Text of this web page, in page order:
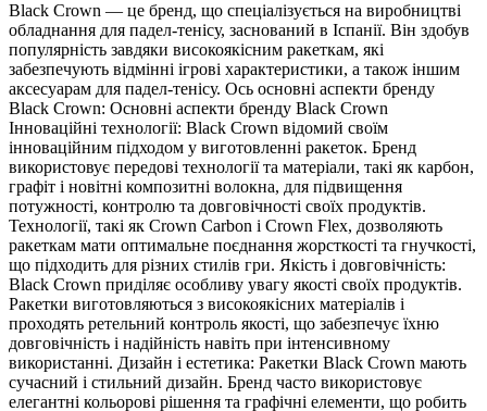
Black Crown — це бренд, що спеціалізується на виробництві
обладнання для падел-тенісу, заснований в Іспанії. Він здобув
популярність завдяки високоякісним ракеткам, які
забезпечують відмінні ігрові характеристики, а також іншим
аксесуарам для падел-тенісу. Ось основні аспекти бренду
Black Crown: Основні аспекти бренду Black Crown
Інноваційні технології: Black Crown відомий своїм
інноваційним підходом у виготовленні ракеток. Бренд
використовує передові технології та матеріали, такі як карбон,
графіт і новітні композитні волокна, для підвищення
потужності, контролю та довговічності своїх продуктів.
Технології, такі як Crown Carbon і Crown Flex, дозволяють
ракеткам мати оптимальне поєднання жорсткості та гнучкості,
що підходить для різних стилів гри. Якість і довговічність:
Black Crown приділяє особливу увагу якості своїх продуктів.
Ракетки виготовляються з високоякісних матеріалів і
проходять ретельний контроль якості, що забезпечує їхню
довговічність і надійність навіть при інтенсивному
використанні. Дизайн і естетика: Ракетки Black Crown мають
сучасний і стильний дизайн. Бренд часто використовує
елегантні кольорові рішення та графічні елементи, що робить